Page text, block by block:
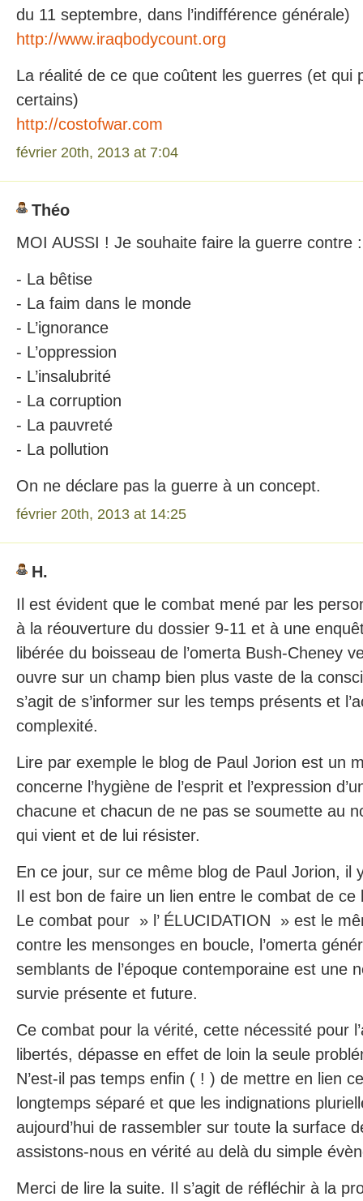
du 11 septembre, dans l’indifférence générale)
http://www.iraqbodycount.org
La réalité de ce que coûtent les guerres (et qui
certains)
http://costofwar.com
février 20th, 2013 at 7:04
Théo
MOI AUSSI ! Je souhaite faire la guerre contre :
- La bêtise
- La faim dans le monde
- L’ignorance
- L’oppression
- L’insalubrité
- La corruption
- La pauvreté
- La pollution
On ne déclare pas la guerre à un concept.
février 20th, 2013 at 14:25
H.
Il est évident que le combat mené par les
à la réouverture du dossier 9-11 et à une
libérée du boisseau de l’omerta Bush-Cheney
ouvre sur un champ bien plus vaste de la
s’agit de s’informer sur les temps présents et
complexité.
Lire par exemple le blog de Paul Jorion est un
concerne l’hygiène de l’esprit et l’expression
chacune et chacun de ne pas se soumette au
qui vient et de lui résister.
En ce jour, sur ce même blog de Paul Jorion, il
Il est bon de faire un lien entre le combat de ce
Le combat pour » l’ ÉLUCIDATION » est le
contre les mensonges en boucle, l’omerta
semblants de l’époque contemporaine est une
survie présente et future.
Ce combat pour la vérité, cette nécessité pour
libertés, dépasse en effet de loin la seule
N’est-il pas temps enfin ( ! ) de mettre en lien
longtemps séparé et que les indignations
aujourd’hui de rassembler sur toute la surface
assistons-nous en vérité au delà du simple
Merci de lire la suite. Il s’agit de réfléchir à la